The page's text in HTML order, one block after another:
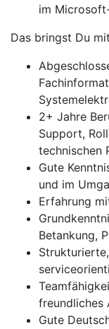
im
Das bringst Du mit
2+ Jahre
Support,
technischen
Gute
und im
Erfahrung
Betankung,
freundliches
Gute